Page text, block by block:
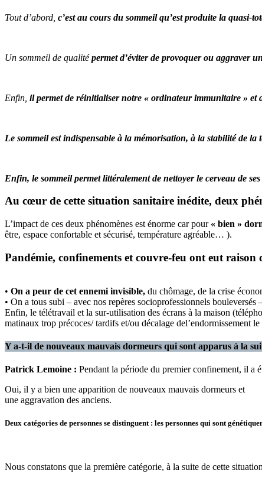
Tout d’abord, c’est au cours du sommeil qu’est produite la quasi-
Un sommeil de qualitépermet d’éviter de provoquer ou aggraver
Enfin, il permet de réinitialiser notre « ordinateur immunitaire » et
Le sommeil est indispensable à la mémorisation, à la stabilité de
Enfin, le sommeil permet littéralement de nettoyer le cerveau de
Au cœur de cette situation sanitaire inédite, deux
L’impact de ces deux phénomènes est énorme car pour « bien »
être, espace confortable et sécurisé, température agréable… ).
Pandémie, confinements et couvre-feu ont eut raison
• On a peur de cet ennemi invisible, du chômage, de la crise
• On a tous subi – avec nos repères socioprofessionnels bouleversés
Enfin, le télétravail et la sur-utilisation des écrans à la maison
matinaux trop précoces/ tardifs et/ou décalage del’endormissement le
Y a-t-il de nouveaux mauvais dormeurs qui sont apparus à la
Patrick Lemoine : Pendant la période du premier confinement, il a
Oui, il y a bien une apparition de nouveaux mauvais dormeurs et
une aggravation des anciens.
Deux catégories de personnes se distinguent : les personnes qui sont
Nous constatons que la première catégorie, à la suite de cette